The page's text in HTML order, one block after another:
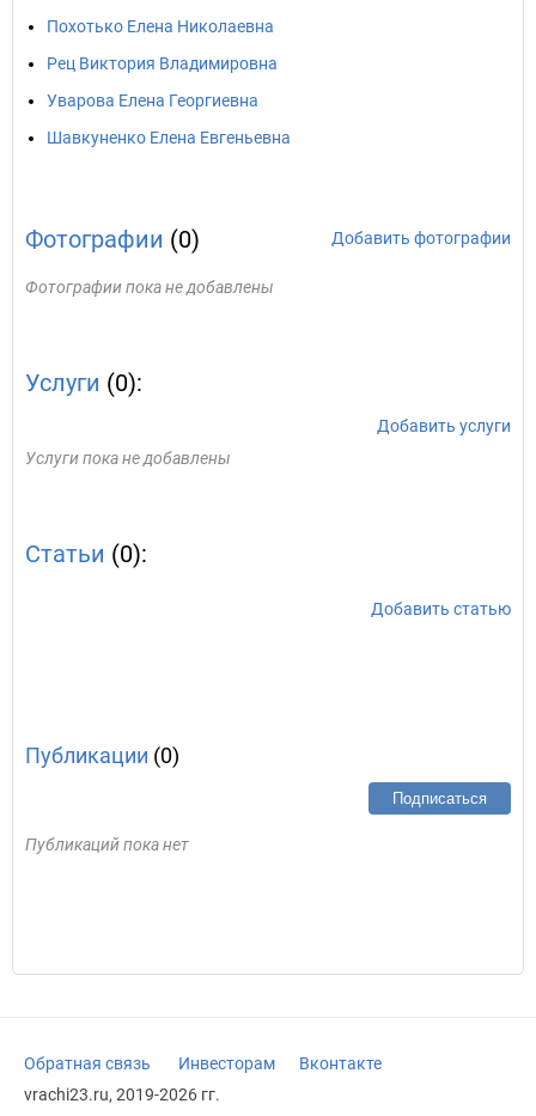
Похотько Елена Николаевна
Рец Виктория Владимировна
Уварова Елена Георгиевна
Шавкуненко Елена Евгеньевна
Фотографии (0) Добавить фотографии
Фотографии пока не добавлены
Услуги (0):
Добавить услуги
Услуги пока не добавлены
Статьи (0):
Добавить статью
Публикации (0)
Подписаться
Публикаций пока нет
Обратная связь Инвесторам
Вконтакте
vrachi23.ru, 2019-2026 гг.